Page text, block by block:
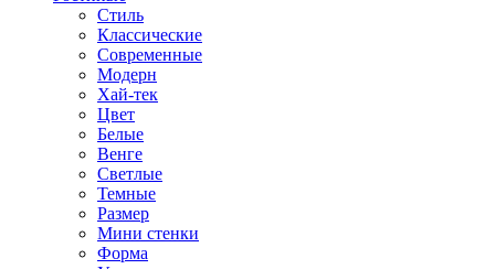
Стиль
Классические
Современные
Модерн
Хай-тек
Цвет
Белые
Венге
Светлые
Темные
Размер
Мини стенки
Форма